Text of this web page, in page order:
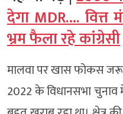
देगा MDR…. वित्त
भ्रम फैला रहे कांग्रेसी
मालवा पर खास फोकस
2022 के विधानसभा चुनाव में